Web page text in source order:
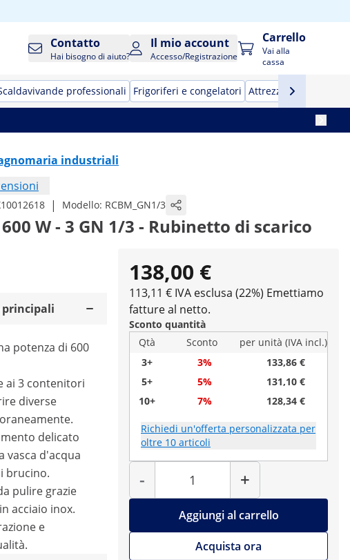
Contatto
Hai bisogno di aiuto?
Il mio account
Accesso/Registrazione
Carrello
Vai alla
cassa
professionali Frigoriferi e congelatori Attrezzature per bar
industriali
| Modello: RCBM_GN1/3
W - 3 GN 1/3 - Rubinetto di scarico
138,00 €
113,11 € IVA esclusa (22%) Emettiamo
fatture al netto.
Sconto quantità
Qtà
Sconto
per unità (IVA incl.)
3+
3%
133,86 €
5+
5%
131,10 €
10+
7% 128,34 €
Richiedi un'offerta personalizzata per
oltre 10 articoli
-
Quantità
+
Aggiungi al carrello
Acquista ora
potenza di 600
ai 3 contenitori
diverse
delicato
vasca d'acqua
brucino.
pulire grazie
acciaio inox.
e